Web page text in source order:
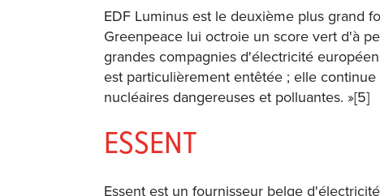
EDF Luminus est le deuxième plus grand
Greenpeace lui octroie un score vert d'à
grandes compagnies d'électricité
est particulièrement entêtée ; elle
nucléaires dangereuses et polluantes. »[5]
ESSENT
Essent est un fournisseur belge